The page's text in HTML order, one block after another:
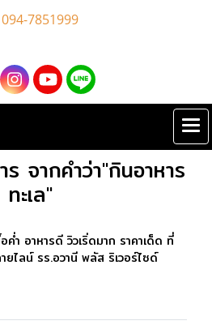
094-7851999
จากคำว่า"กินอาหาร
ทะเล"
ำ อาหารดี วิวเริ่ดมาก ราคาเด็ด ที่
ยไลน์ รร.อวานี พลัส ริเวอร์ไซด์